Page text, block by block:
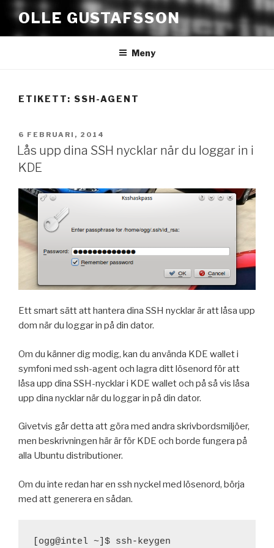
innehåll
OLLE GUSTAFSSON
Meny
ETIKETT: SSH-AGENT
PUBLICERAT
6 FEBRUARI, 2014
Lås upp dina SSH nycklar när du loggar in i
KDE
Ett smart sätt att hantera dina SSH nycklar är att låsa upp
dom när du loggar in på din dator.
Om du känner dig modig, kan du använda KDE wallet i
symfoni med ssh-agent och lagra ditt lösenord för att
låsa upp dina SSH-nycklar i KDE wallet och på så vis låsa
upp dina nycklar när du loggar in på din dator.
Givetvis går detta att göra med andra skrivbordsmiljöer,
men beskrivningen här är för KDE och borde fungera på
alla Ubuntu distributioner.
Om du inte redan har en ssh nyckel med lösenord, börja
med att generera en sådan.
[ogg@intel ~]$ ssh-keygen